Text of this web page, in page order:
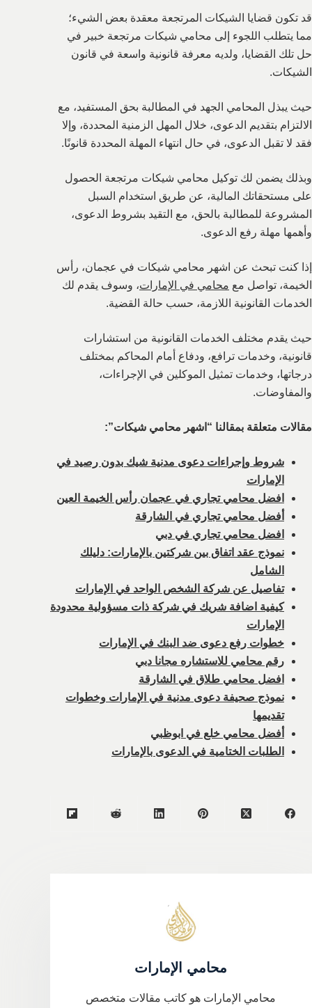
قد تكون قضايا الشيكات المرتجعة معقدة بعض الشيء؛
مما يتطلب اللجوء إلى محامي شيكات مرتجعة خبير في
حل تلك القضايا، ولديه معرفة قانونية واسعة في قانون
الشيكات.
حيث يبذل المحامي الجهد في المطالبة بحق المستفيد، مع
الالتزام بتقديم الدعوى، خلال المهل الزمنية المحددة، وإلا
فقد لا تقبل الدعوى، في حال انتهاء المهلة المحددة قانونًا.
وبذلك يضمن لك توكيل محامي شيكات مرتجعة الحصول
على مستحقاتك المالية، عن طريق استخدام السبل
المشروعة للمطالبة بالحق، مع التقيد بشروط الدعوى،
وأهمها مهلة رفع الدعوى.
إذا كنت تبحث عن اشهر محامي شيكات في عجمان، رأس
الخيمة، تواصل مع محامي في الإمارات، وسوف يقدم لك
الخدمات القانونية اللازمة، حسب حالة القضية.
حيث يقدم مختلف الخدمات القانونية من استشارات
قانونية، وخدمات ترافع، ودفاع أمام المحاكم بمختلف
درجاتها، وخدمات تمثيل الموكلين في الإجراءات،
والمفاوضات.
مقالات متعلقة بمقالنا “اشهر محامي شيكات”:
شروط وإجراءات دعوى مدنية شيك بدون رصيد في
الإمارات
افضل محامي تجاري في عجمان رأس الخيمة العين
أفضل محامي تجاري في الشارقة
افضل محامي تجاري في دبي
نموذج عقد اتفاق بين شركتين بالإمارات: دليلك
الشامل
تفاصيل عن شركة الشخص الواحد في الإمارات
كيفية اضافة شريك في شركة ذات مسؤولية محدودة
الإمارات
خطوات رفع دعوى ضد البنك في الإمارات
رقم محامي للاستشاره مجانا دبي
افضل محامي طلاق في الشارقة
نموذج صحيفة دعوى مدنية في الإمارات وخطوات
تقديمها
أفضل محامي خلع في ابوظبي
الطلبات الختامية في الدعوى بالإمارات
محامي الإمارات
محامي الإمارات هو كاتب مقالات متخصص